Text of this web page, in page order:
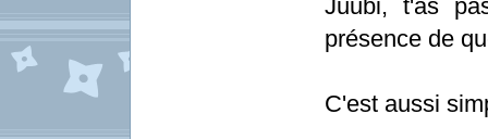
Juubi, t'as
présence de
C'est aussi